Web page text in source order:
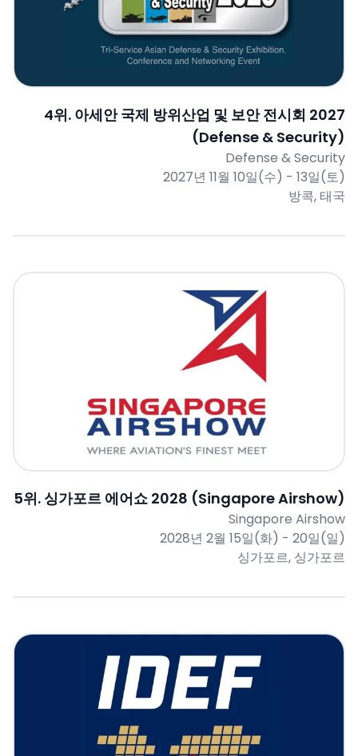
4위. 아세안 국제 방위산업 및 보안 전시회 2027
(Defense & Security)
Defense & Security
2027년 11월 10일(수) - 13일(토)
방콕, 태국
5위. 싱가포르 에어쇼 2028 (Singapore Airshow)
Singapore Airshow
2028년 2월 15일(화) - 20일(일)
싱가포르, 싱가포르